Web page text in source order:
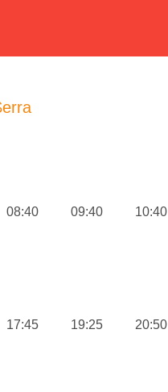
08:40 09:40 10:40
17:45 19:25 20:50